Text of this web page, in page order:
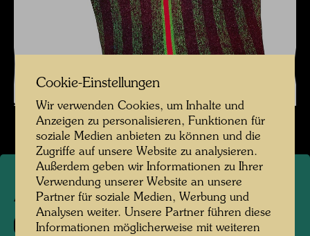
APA 47
431
Cookie-Einstellungen
Wir verwenden Cookies, um Inhalte und
Anzeigen zu personalisieren, Funktionen für
soziale Medien anbieten zu können und die
Zugriffe auf unsere Website zu analysieren.
Außerdem geben wir Informationen zu Ihrer
Verwendung unserer Website an unsere
Partner für soziale Medien, Werbung und
Analysen weiter. Unsere Partner führen diese
Informationen möglicherweise mit weiteren